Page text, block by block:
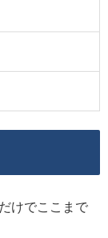
けでここまで